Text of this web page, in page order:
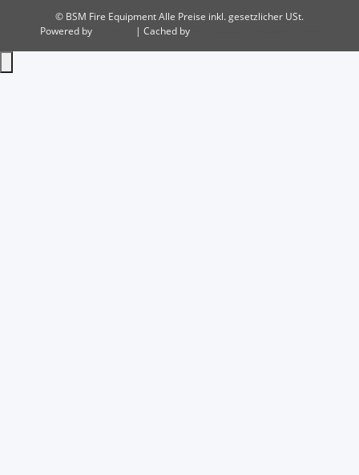
© BSM Fire EquipmentAlle Preise inkl. gesetzlicher USt.
Powered by
| Cached by